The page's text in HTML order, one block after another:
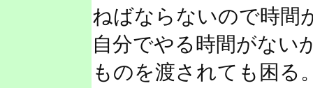
ねばならないので時間
自分でやる時間がな
ものを渡されても困る